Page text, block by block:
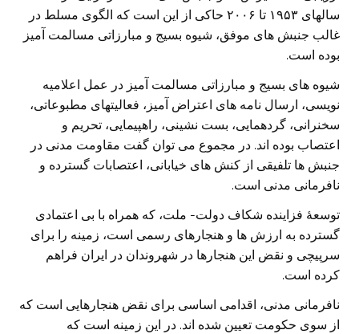
سالهای ۱۹۵۳ تا ۲۰۰۶ حاکی از این است که الگوی مسلط در
غالب جنبش های موفق، شیوه بسیج و مبارزاتی مسالمت آمیز
بوده است.
شیوه های بسیج و مبارزاتی مسالمت آمیز در عمل اعلامیه
نویسی، ارسال نامه های اعتراض آمیز، فعالیتهای مطبوعاتی،
سخنرانی، گردهمایی، بست نشینی، راهپیمایی، تحریم و
اعتصاب بوده اند. در مجموع می توان گفت مقاومت مدنی در
جنبش ها تلفیقی از کنش های خیابانی، اعتصابات گسترده و
نافرمانی مدنی است.
توسعۀ فزاینده شکاف دولت- ملت، که همراه با بی اعتمادی
گسترده به ارزش ها و هنجارهای رسمی است، زمینه را برای
سرپیچی و نقض این هنجارها در شهروندان در ایران فراهم
کرده است.
نافرمانی مدنی، اقدامی اساسی برای نقض هنجارهایی است که
از سوی حکومت تعیین شده اند. در این زمینه است که